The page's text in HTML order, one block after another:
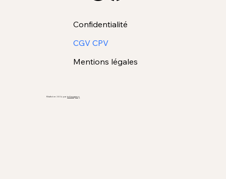
Confidentialité
CGV CPV
Mentions légales
Réalisé en 2024 parindea.agency